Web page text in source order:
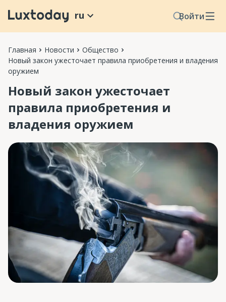
Войти
ru
Главная Новости
Общество
Новый закон ужесточает правила приобретения и владения
оружием
Новый закон ужесточает
правила приобретения и
владения оружием